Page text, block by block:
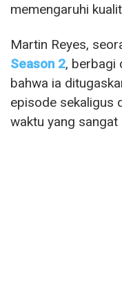
memengaruhi
Martin Reyes,
Season 2, berbagi
bahwa ia
episode sekaligus
waktu yang sangat